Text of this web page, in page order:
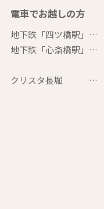
電車でお越しの方
地下鉄「四ツ橋駅」…
地下鉄「心斎橋駅」…
クリスタ長堀 …